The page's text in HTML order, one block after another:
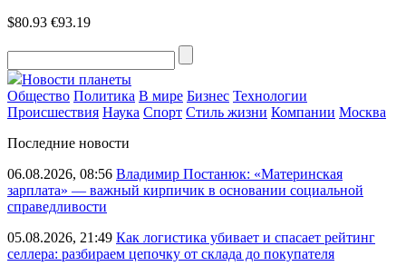
$80.93 €93.19
Новости планеты
Общество Политика В мире Бизнес Технологии
Происшествия Наука Спорт Стиль жизни Компании Москва
Последние новости
06.08.2026, 08:56 Владимир Постанюк: «Материнская
зарплата» — важный кирпичик в основании социальной
справедливости
05.08.2026, 21:49 Как логистика убивает и спасает рейтинг
селлера: разбираем цепочку от склада до покупателя